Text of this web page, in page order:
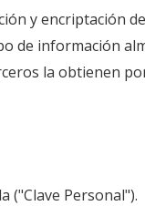
y encriptación
de información
la obtienen
("Clave Personal").